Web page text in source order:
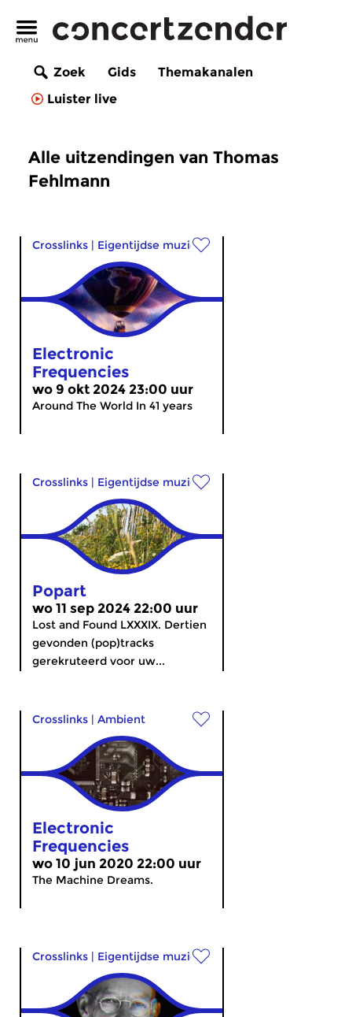
Zoek Gids
Themakanalen
Luister live
Alle uitzendingen van Thomas
Fehlmann
Crosslinks | Eigentijdse muziek
Electronic
Frequencies
wo 9 okt 2024 23:00 uur
Around The World In 41 years
Crosslinks | Eigentijdse muziek
Popart
wo 11 sep 2024 22:00 uur
Lost and Found LXXXIX. Dertien
gevonden (pop)tracks
gerekruteerd voor uw...
Crosslinks | Ambient
Electronic
Frequencies
wo 10 jun 2020 22:00 uur
The Machine Dreams.
Crosslinks | Eigentijdse muziek